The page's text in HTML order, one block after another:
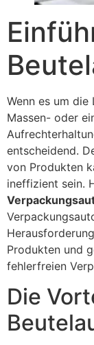
Wenn es um die
Massen- oder
entscheidend.
von Produkten
ineffizient sein.
Produkten und
fehlerfreien
Die